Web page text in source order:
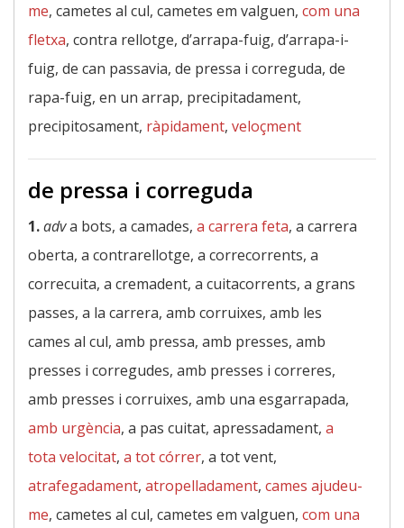
me, cametes al cul, cametes em valguen, com una
fletxa, contra rellotge, d’arrapa-fuig, d’arrapa-i-
fuig, de can passavia, de pressa i correguda, de
rapa-fuig, en un arrap, precipitadament,
precipitosament, ràpidament, veloçment
de pressa i correguda
1.adva bots, a camades, a carrera feta, a carrera
oberta, a contrarellotge, a correcorrents, a
correcuita, a cremadent, a cuitacorrents, a grans
passes, a la carrera, amb corruixes, amb les
cames al cul, amb pressa, amb presses, amb
presses i corregudes, amb presses i correres,
amb presses i corruixes, amb una esgarrapada,
amb urgència, a pas cuitat, apressadament, a
tota velocitat, a tot córrer, a tot vent,
atrafegadament, atropelladament, cames ajudeu-
me, cametes al cul, cametes em valguen, com una